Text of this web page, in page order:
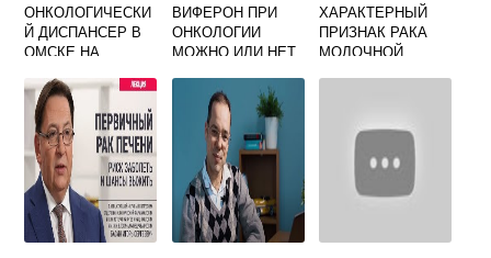
ОНКОЛОГИЧЕСКИ
Й ДИСПАНСЕР В
ОМСКЕ НА
ТЕЛЕФОН
ВИФЕРОН ПРИ
ОНКОЛОГИИ
МОЖНО ИЛИ НЕТ
ХАРАКТЕРНЫЙ
ПРИЗНАК РАКА
МОЛОЧНОЙ